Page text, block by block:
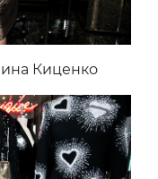
Киценко